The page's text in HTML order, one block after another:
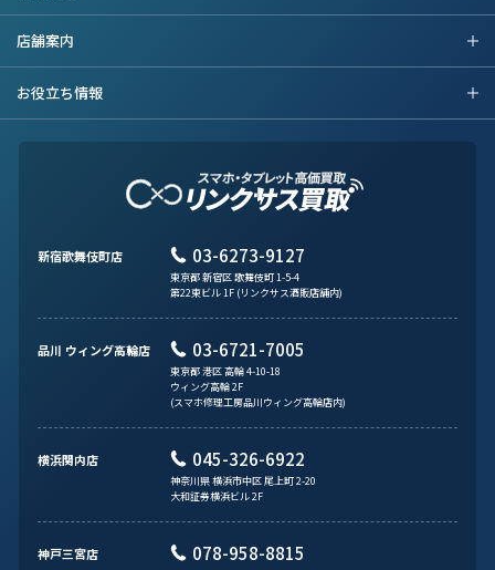
店舗案内
お役立ち情報
新宿歌舞伎町店 03-6273-9127
東京都 新宿区 歌舞伎町 1-5-4
第22東ビル 1F (リンクサス酒販店舗内)
品川 ウィング高輪店 03-6721-7005
東京都 港区 高輪 4-10-18
ウィング高輪 2F
(スマホ修理工房品川ウィング高輪店内)
横浜関内店 045-326-6922
神奈川県 横浜市中区 尾上町 2-20
大和証券横浜ビル 2F
神戸三宮店 078-958-8815